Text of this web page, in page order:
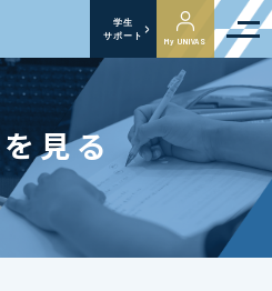
学生
サポート
My UNIVAS
見る